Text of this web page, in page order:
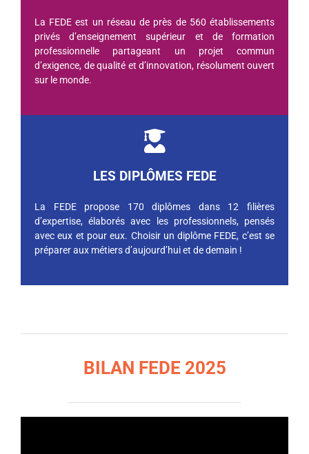
La FEDE est un réseau de près de 560 établissements
privés d’enseignement supérieur et de formation
professionnelle partageant un projet commun
d’exigence, de qualité et d’innovation, résolument ouvert
sur le monde.
LES DIPLÔMES FEDE
La FEDE propose 170 diplômes dans 12 filières
d’expertise, élaborés avec les professionnels, pensés
avec eux et pour eux. Choisir un diplôme FEDE, c’est se
préparer aux métiers d’aujourd’hui et de demain !
BILAN FEDE 2025